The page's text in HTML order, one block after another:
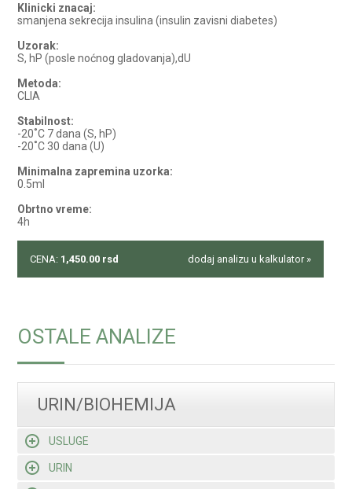
Klinicki znacaj:
smanjena sekrecija insulina (insulin zavisni diabetes)
Uzorak:
S, hP (posle noćnog gladovanja),dU
Metoda:
CLIA
Stabilnost:
-20˚C 7 dana (S, hP)
-20˚C 30 dana (U)
Minimalna zapremina uzorka:
0.5ml
Obrtno vreme:
4h
CENA: 1,450.00 rsd dodaj analizu u kalkulator »
OSTALE ANALIZE
URIN/BIOHEMIJA
USLUGE
URIN